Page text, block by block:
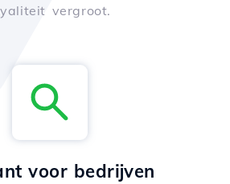
vergroot.
voor bedrijven